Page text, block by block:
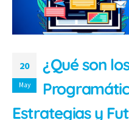
20
May
¿Qué son
Estrategias y